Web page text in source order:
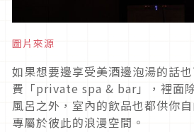
圖片來源
如果想要邊享受美酒邊泡湯的話
費「private spa & bar」，裡面
風呂之外，室內的飲品也都供你
專屬於彼此的浪漫空間。